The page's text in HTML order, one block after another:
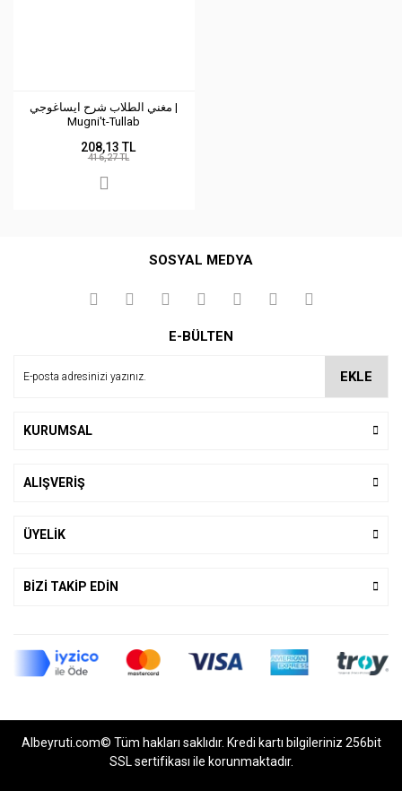
مغني الطلاب شرح ايساغوجي |
Mugni't-Tullab
208,13 TL
416,27 TL
SOSYAL MEDYA
E-BÜLTEN
EKLE
KURUMSAL
ALIŞVERİŞ
ÜYELİK
BİZİ TAKİP EDİN
Albeyruti.com© Tüm hakları saklıdır. Kredi kartı bilgileriniz 256bit
SSL sertifikası ile korunmaktadır.